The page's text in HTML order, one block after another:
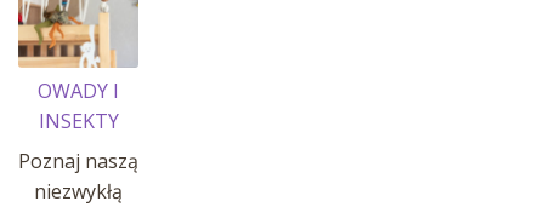
OWADY I
INSEKTY
Poznaj naszą
niezwykłą